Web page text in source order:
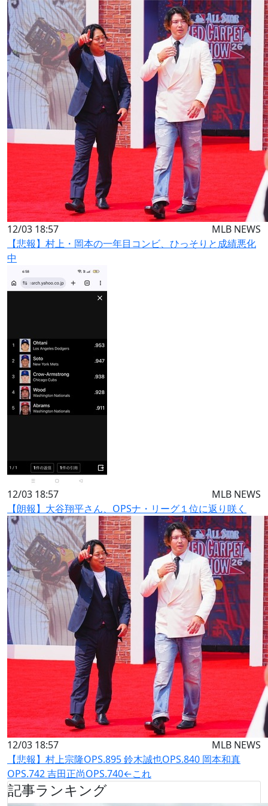
12/03 18:57
MLB NEWS
【悲報】村上・岡本の一年目コンビ、ひっそりと成績悪化
中
12/03 18:57
MLB NEWS
【朗報】大谷翔平さん、OPSナ・リーグ１位に返り咲く
12/03 18:57
MLB NEWS
【悲報】村上宗隆OPS.895 鈴木誠也OPS.840 岡本和真
OPS.742 吉田正尚OPS.740←これ
記事ランキング